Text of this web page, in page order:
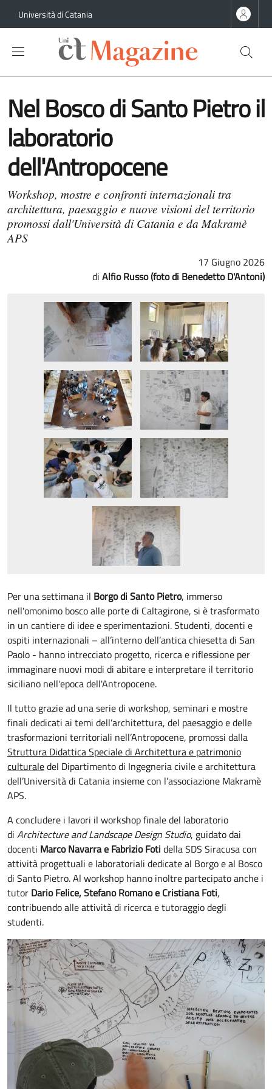
Università di Catania
Nel Bosco di Santo Pietro il
laboratorio
dell'Antropocene
Workshop, mostre e confronti internazionali tra
architettura, paesaggio e nuove visioni del territorio
promossi dall'Università di Catania e da Makramè
APS
17 Giugno 2026
Alfio Russo (foto di Benedetto D'Antoni)
Per una settimana il Borgo di Santo Pietro, immerso
nell'omonimo bosco alle porte di Caltagirone, si è trasformato
in un cantiere di idee e sperimentazioni. Studenti, docenti e
ospiti internazionali – all’interno dell’antica chiesetta di San
Paolo - hanno intrecciato progetto, ricerca e riflessione per
immaginare nuovi modi di abitare e interpretare il territorio
siciliano nell'epoca dell'Antropocene.
Il tutto grazie ad una serie di workshop, seminari e mostre
finali dedicati ai temi dell’architettura, del paesaggio e delle
trasformazioni territoriali nell’Antropocene, promossi dalla
Struttura Didattica Speciale di Architettura e patrimonio
culturaledel Dipartimento di Ingegneria civile e architettura
dell’Università di Catania insieme con l’associazione Makramè
APS.
A concludere i lavori il workshop finale del laboratorio
di Architecture and Landscape Design Studio, guidato dai
docenti Marco Navarra e Fabrizio Foti della SDS Siracusa con
attività progettuali e laboratoriali dedicate al Borgo e al Bosco
di Santo Pietro. Al workshop hanno inoltre partecipato anche i
tutor Dario Felice, Stefano Romano e Cristiana Foti,
contribuendo alle attività di ricerca e tutoraggio degli
studenti.